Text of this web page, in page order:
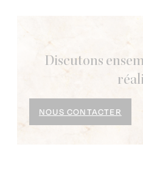
Discutons
NOUS CONTACTER